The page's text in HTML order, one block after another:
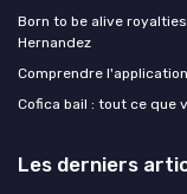
Born to be alive
Hernandez
Comprendre
Cofica bail : tout ce que
Les derniers